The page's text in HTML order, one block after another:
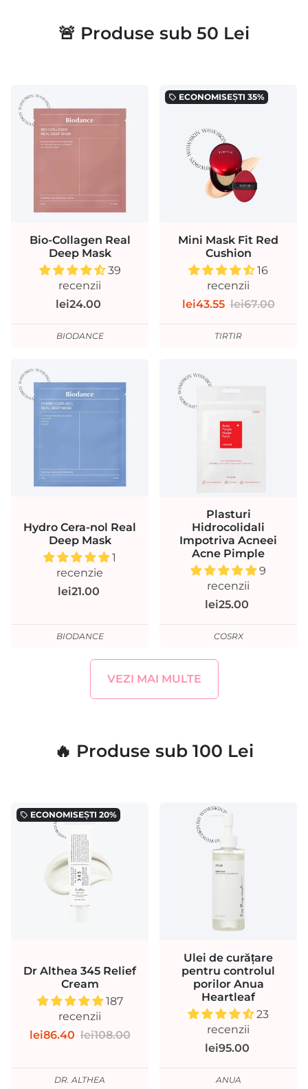
🚨 Produse sub 50 Lei
Bio-Collagen Real
Deep Mask
39
recenzii
lei24.00
BIODANCE
local_offer ECONOMISEȘTI 35%
Mini Mask Fit Red
Cushion
16
recenzii
lei43.55 lei67.00
TIRTIR
Hydro Cera-nol Real
Deep Mask
1
recenzie
lei21.00
BIODANCE
Plasturi
Hidrocolidali
Impotriva Acneei
Acne Pimple
9
recenzii
lei25.00
COSRX
VEZI MAI MULTE
🔥 Produse sub 100 Lei
local_offer ECONOMISEȘTI 20%
Dr Althea 345 Relief
Cream
187
recenzii
lei86.40 lei108.00
DR. ALTHEA
Ulei de curățare
pentru controlul
porilor Anua
Heartleaf
23
recenzii
lei95.00
ANUA